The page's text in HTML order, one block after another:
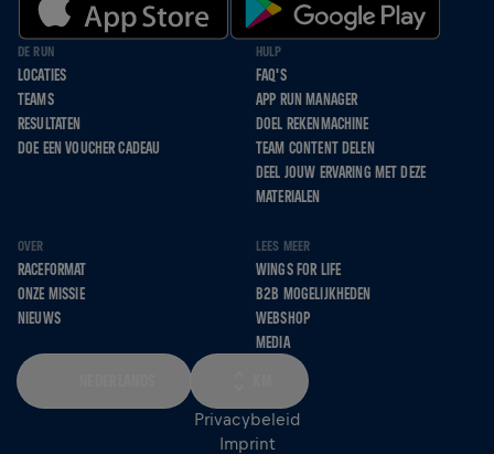
DE RUN
LOCATIES
TEAMS
RESULTATEN
DOE EEN VOUCHER CADEAU
HULP
FAQ'S
APP RUN MANAGER
DOEL REKENMACHINE
TEAM CONTENT DELEN
DEEL JOUW ERVARING MET DEZE
MATERIALEN
OVER
RACEFORMAT
ONZE MISSIE
NIEUWS
LEES MEER
WINGS FOR LIFE
B2B MOGELIJKHEDEN
WEBSHOP
MEDIA
Privacybeleid
Imprint